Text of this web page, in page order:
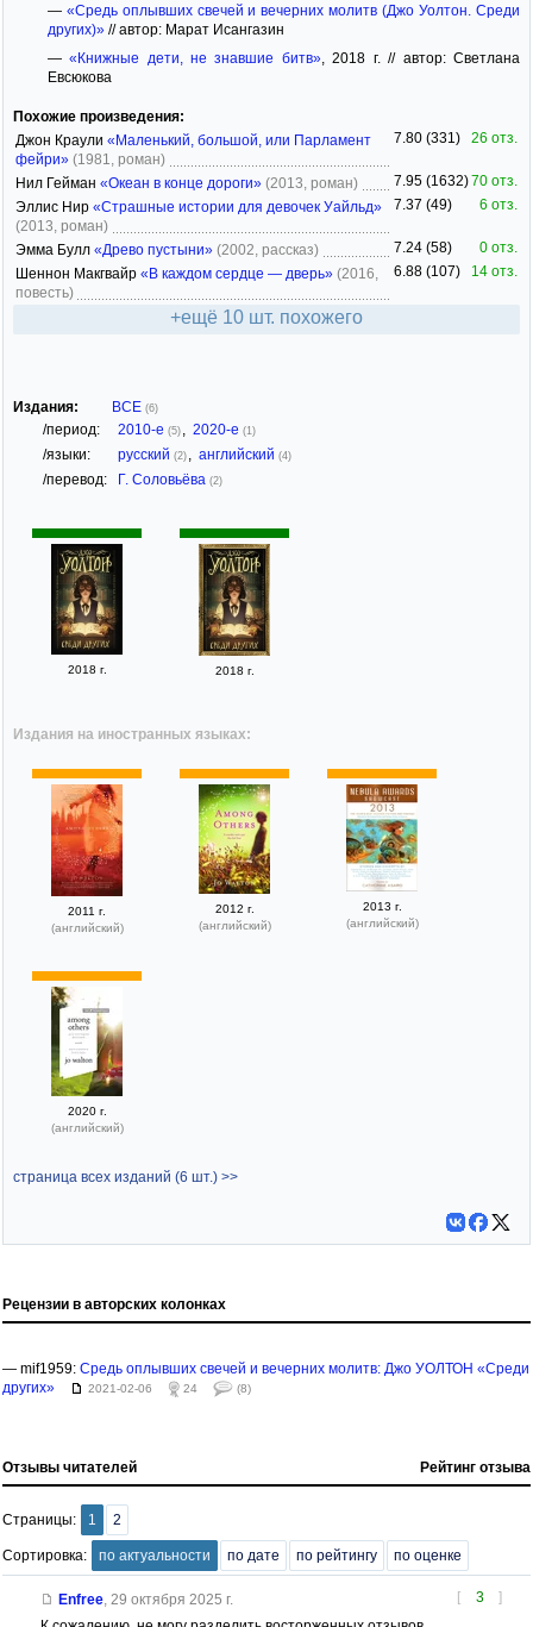
— «Средь оплывших свечей и вечерних молитв (Джо Уолтон. Среди
других)»// автор: Марат Исангазин
—«Книжные дети, не знавшие битв», 2018 г. // автор: Светлана
Евсюкова
Похожие произведения:
Джон Краули «Маленький, большой, или Парламент
фейри» (1981, роман)
7.80 (331) 26 отз.
Нил Гейман «Океан в конце дороги» (2013, роман) 7.95 (1632)70 отз.
Эллис Нир «Страшные истории для девочек Уайльд»
(2013, роман)
7.37 (49) 6 отз.
Эмма Булл «Древо пустыни» (2002, рассказ) 7.24 (58)
0 отз.
Шеннон Макгвайр «В каждом сердце — дверь» (2016,
повесть)
6.88 (107) 14 отз.
+ещё 10 шт. похожего
Издания: ВСЕ (6)
/период: 2010-е (5) , 2020-е (1)
/языки: русский (2) , английский (4)
/перевод: Г. Соловьёва (2)
2018 г. 2018 г.
Издания на иностранных языках:
2011 г.
(английский)
2012 г.
(английский)
2013 г.
(английский)
2020 г.
(английский)
страница всех изданий (6 шт.) >>
Рецензии в авторских колонках
— mif1959: Сpедь оплывших свечей и вечеpних молитв: Джо УОЛТОН «Среди
других»
2021-02-06 24 (8)
Отзывы читателей Рейтинг отзыва
Страницы: 1 2
Сортировка: по актуальности по дате по рейтингу по оценке
[ 3 ]
Enfree, 29 октября 2025 г.